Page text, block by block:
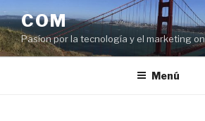
al
contenido
COM
Pasíon por la tecnología y el marketing
Menú